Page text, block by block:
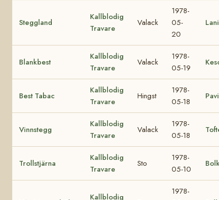
Steggland
Kallblodig
Travare
Valack
1978-
05-
20
Blankbest
Kallblodig
Travare
Valack
1978-
05-19
Best Tabac
Kallblodig
Travare
Hingst
1978-
05-18
Vinnstegg
Kallblodig
Travare
Valack
1978-
05-18
Trollstjärna
Kallblodig
Travare
Sto
1978-
05-10
Kallblodig
1978-